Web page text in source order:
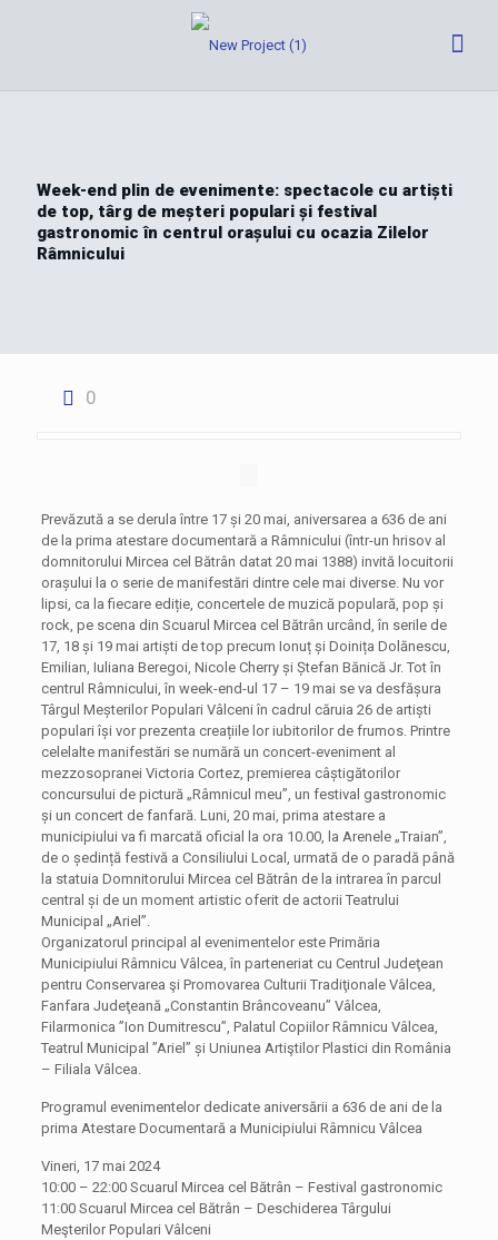
Week-end plin de evenimente: spectacole cu artiști
de top, târg de meșteri populari și festival
gastronomic în centrul orașului cu ocazia Zilelor
Râmnicului
0
Prevăzută a se derula între 17 și 20 mai, aniversarea a 636 de ani
de la prima atestare documentară a Râmnicului (într-un hrisov al
domnitorului Mircea cel Bătrân datat 20 mai 1388) invită locuitorii
orașului la o serie de manifestări dintre cele mai diverse. Nu vor
lipsi, ca la fiecare ediție, concertele de muzică populară, pop și
rock, pe scena din Scuarul Mircea cel Bătrân urcând, în serile de
17, 18 și 19 mai artiști de top precum Ionuț și Doinița Dolănescu,
Emilian, Iuliana Beregoi, Nicole Cherry și Ștefan Bănică Jr. Tot în
centrul Râmnicului, în week-end-ul 17 – 19 mai se va desfășura
Târgul Meșterilor Populari Vâlceni în cadrul căruia 26 de artiști
populari își vor prezenta creațiile lor iubitorilor de frumos. Printre
celelalte manifestări se numără un concert-eveniment al
mezzosopranei Victoria Cortez, premierea câștigătorilor
concursului de pictură „Râmnicul meu”, un festival gastronomic
și un concert de fanfară. Luni, 20 mai, prima atestare a
municipiului va fi marcată oficial la ora 10.00, la Arenele „Traian”,
de o ședință festivă a Consiliului Local, urmată de o paradă până
la statuia Domnitorului Mircea cel Bătrân de la intrarea în parcul
central și de un moment artistic oferit de actorii Teatrului
Municipal „Ariel”.
Organizatorul principal al evenimentelor este Primăria
Municipiului Râmnicu Vâlcea, în parteneriat cu Centrul Judeţean
pentru Conservarea şi Promovarea Culturii Tradiţionale Vâlcea,
Fanfara Judeţeană „Constantin Brâncoveanu” Vâlcea,
Filarmonica ”Ion Dumitrescu”, Palatul Copiilor Râmnicu Vâlcea,
Teatrul Municipal ”Ariel” și Uniunea Artiştilor Plastici din România
– Filiala Vâlcea.
Programul evenimentelor dedicate aniversării a 636 de ani de la
prima Atestare Documentară a Municipiului Râmnicu Vâlcea
Vineri, 17 mai 2024
10:00 – 22:00 Scuarul Mircea cel Bătrân – Festival gastronomic
11:00 Scuarul Mircea cel Bătrân – Deschiderea Târgului
Meşterilor Populari Vâlceni